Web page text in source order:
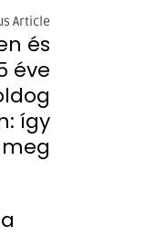
Article
és
éve
így